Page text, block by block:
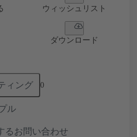
ウィッシュリスト
ダウンロード
ィング 0
ル
るお問い合わせ